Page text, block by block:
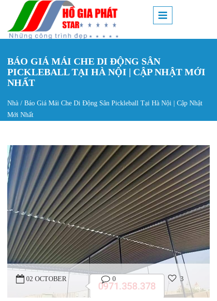
Nhảy đến nội dung
BÁO GIÁ MÁI CHE DI ĐỘNG SÂN
PICKLEBALL TẠI HÀ NỘI | CẬP NHẬT MỚI
NHẤT
Bạn đang ở đây
Nhà / Báo Giá Mái Che Di Động Sân Pickleball Tại Hà Nội | Cập Nhật
Mới Nhất
02 OCTOBER 0 3